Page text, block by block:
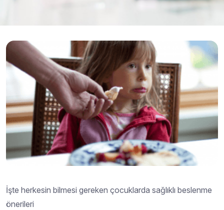
İşte herkesin bilmesi gereken çocuklarda sağlıklı beslenme
önerileri